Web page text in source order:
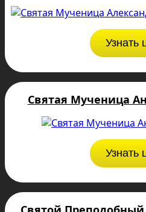
Узнать
Святая Мученица
Узнать